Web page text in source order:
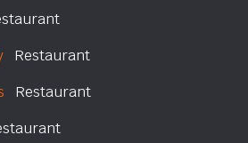
Restaurant
Restaurant